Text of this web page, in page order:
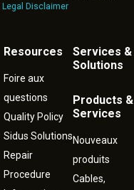
Legal Disclaimer
Resources
Foire aux
questions
Quality Policy
Sidus Solutions
Repair
Procedure
Services &
Solutions
Products &
Services
Nouveaux
produits
Cables,